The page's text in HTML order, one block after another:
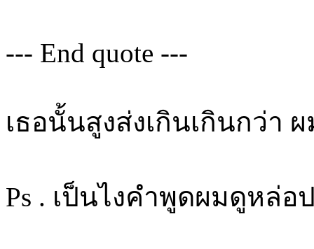
--- End quote ---
เธอนั้นสูงส่งเกินเกินกว่า
Ps . เป็นไงคำพูดผมดูหล่อ